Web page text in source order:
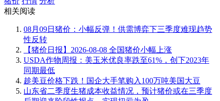
相关阅读
08月09日猪价：小幅反弹！供需博弈下三季度难现趋势
性反转
【猪价日报】2026-08-08 全国猪价小幅上涨
USDA作物周报：美玉米优良率跌至61%，创下2023年
同期最低
趁美豆价格下跌！国企大手笔购入100万吨美国大豆
山东省二季度生猪成本收益情况，预计猪价或在三季度